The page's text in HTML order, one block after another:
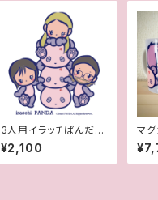
3人用イラッチぱんだ風
似顔絵
¥2,100
マ
（契
オリ
プ）